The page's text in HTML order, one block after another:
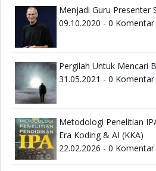
Sekolah Saja Tak Pernah Cukup
Merdeka Belajar
Sekolah Dibubarkan Saja
Baca Buku Membangun Literasi
Menjadi Guru Presenter
09.10.2020 - 0 Komentar
Pergilah Untuk Mencari
31.05.2021 - 0 Komentar
Metodologi Penelitian
Era Koding & AI (KKA)
22.02.2026 - 0 Komentar